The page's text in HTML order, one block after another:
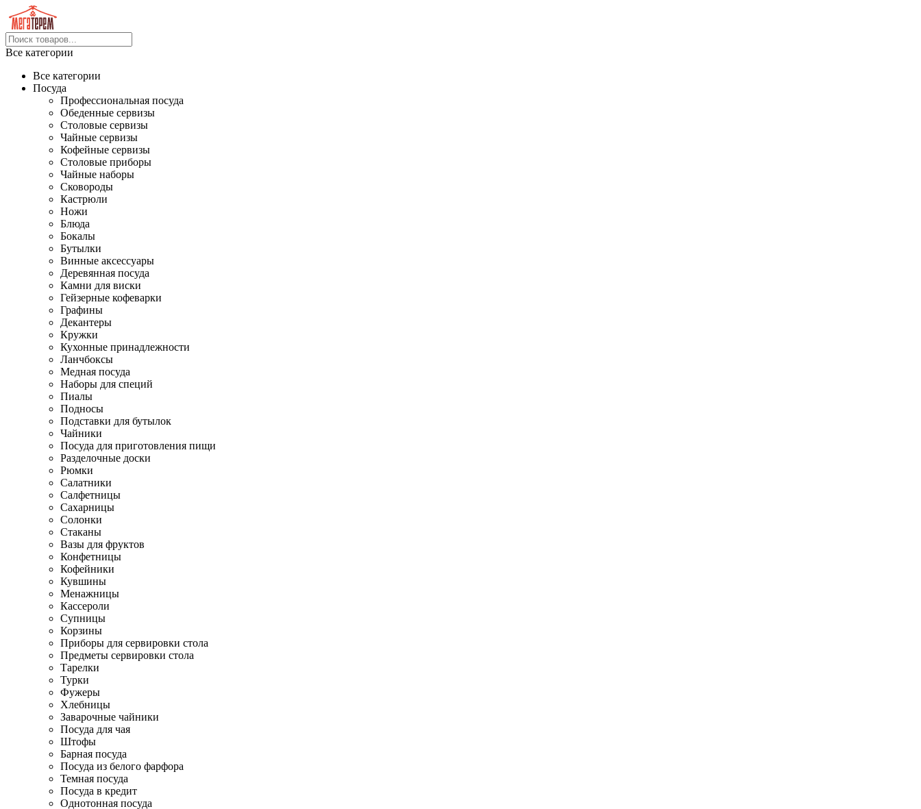
Все категории
Все категории
Посуда
Профессиональная посуда
Обеденные сервизы
Столовые сервизы
Чайные сервизы
Кофейные сервизы
Столовые приборы
Чайные наборы
Сковороды
Кастрюли
Ножи
Блюда
Бокалы
Бутылки
Винные аксессуары
Деревянная посуда
Камни для виски
Гейзерные кофеварки
Графины
Декантеры
Кружки
Кухонные принадлежности
Ланчбоксы
Медная посуда
Наборы для специй
Пиалы
Подносы
Подставки для бутылок
Чайники
Посуда для приготовления пищи
Разделочные доски
Рюмки
Салатники
Салфетницы
Сахарницы
Солонки
Стаканы
Вазы для фруктов
Конфетницы
Кофейники
Кувшины
Менажницы
Кассероли
Супницы
Корзины
Приборы для сервировки стола
Предметы сервировки стола
Тарелки
Турки
Фужеры
Хлебницы
Заварочные чайники
Посуда для чая
Штофы
Барная посуда
Посуда из белого фарфора
Темная посуда
Посуда в кредит
Однотонная посуда